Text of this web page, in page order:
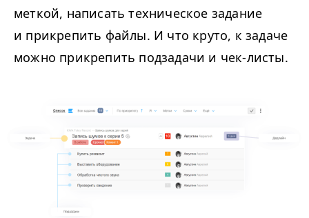
меткой, написать техническое задание
и прикрепить файлы. И что круто, к задаче
можно прикрепить подзадачи и чек-листы.